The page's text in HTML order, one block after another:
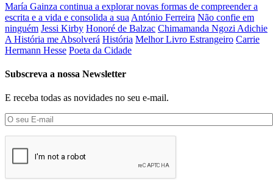
María Gainza continua a explorar novas formas de compreender a
escrita e a vida e consolida a sua António Ferreira Não confie em
ninguém Jessi Kirby Honoré de Balzac Chimamanda Ngozi Adichie
A História me Absolverá História Melhor Livro Estrangeiro Carrie
Hermann Hesse Poeta da Cidade
Subscreva a nossa Newsletter
E receba todas as novidades no seu e-mail.